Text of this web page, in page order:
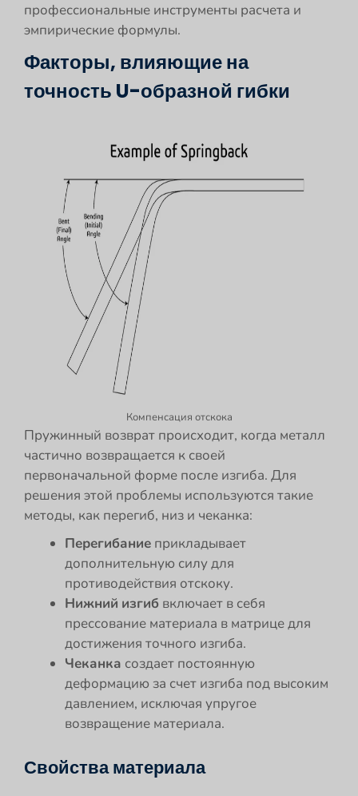
профессиональные инструменты расчета и
эмпирические формулы.
Факторы, влияющие на
точность U-образной гибки
Компенсация отскока
Пружинный возврат происходит, когда металл
частично возвращается к своей
первоначальной форме после изгиба. Для
решения этой проблемы используются такие
методы, как перегиб, низ и чеканка:
Перегибание прикладывает
дополнительную силу для
противодействия отскоку.
Нижний изгиб включает в себя
прессование материала в матрице для
достижения точного изгиба.
Чеканка создает постоянную
деформацию за счет изгиба под высоким
давлением, исключая упругое
возвращение материала.
Свойства материала